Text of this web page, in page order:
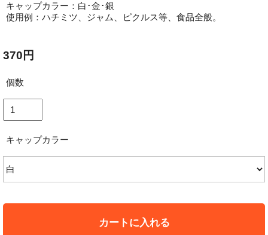
キャップカラー：白･金･銀
使用例：ハチミツ、ジャム、ピクルス等、食品全般。
370円
個数
キャップカラー
カートに入れる